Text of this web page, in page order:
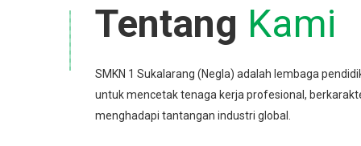
Tentang Kami
SMKN 1 Sukalarang (Negla) adalah lembaga
untuk mencetak tenaga kerja profesional,
menghadapi tantangan industri global.